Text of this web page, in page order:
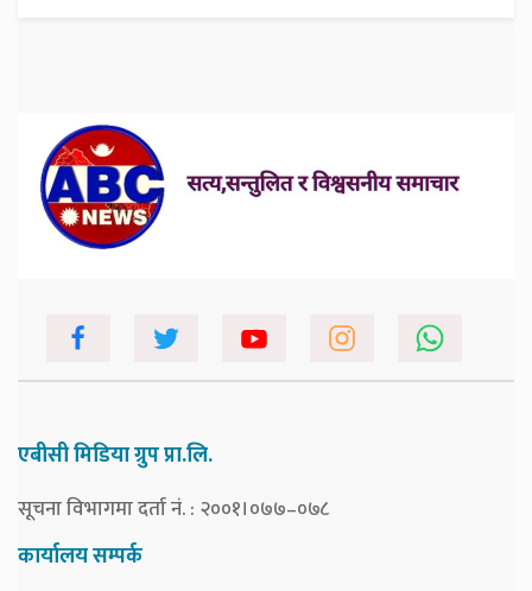
एबीसी मिडिया ग्रुप प्रा.लि.
सूचना विभागमा दर्ता नं. : २००१।०७७–०७८
कार्यालय सम्पर्क